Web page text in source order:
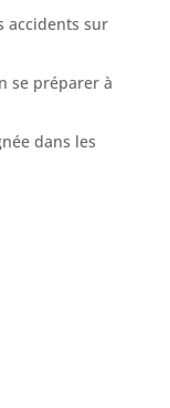
accidents sur
se préparer à
dans les